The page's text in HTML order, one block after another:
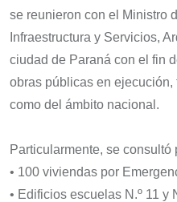
se reunieron con el Ministro
Infraestructura y Servicios,
ciudad de Paraná con el fin
obras públicas en ejecución,
como del ámbito nacional.
Particularmente, se
• 100 viviendas por
• Edificios escuelas N.º 11 y